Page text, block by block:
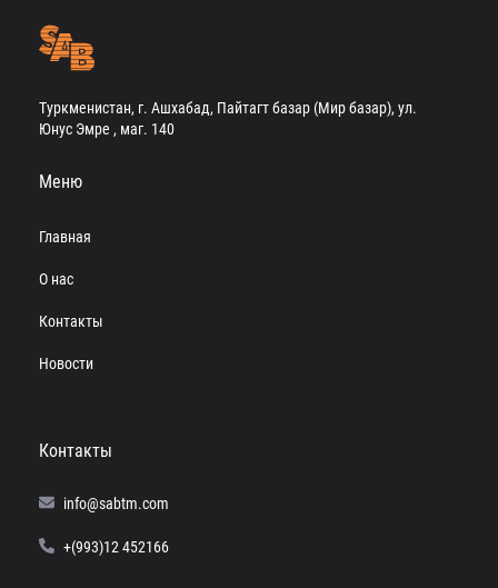
Туркменистан, г. Ашхабад, Пайтагт базар (Мир базар), ул.
Юнус Эмре , маг. 140
Меню
Главная
О нас
Контакты
Новости
Контакты
info@sabtm.com
+(993)12 452166